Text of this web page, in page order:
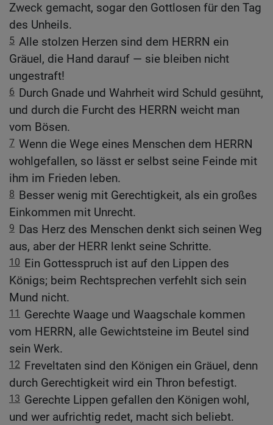
Zweck gemacht, sogar den Gottlosen für den Tag
des Unheils.
5 Alle stolzen Herzen sind dem HERRN ein
Gräuel, die Hand darauf — sie bleiben nicht
ungestraft!
6 Durch Gnade und Wahrheit wird Schuld gesühnt,
und durch die Furcht des HERRN weicht man
vom Bösen.
7 Wenn die Wege eines Menschen dem HERRN
wohlgefallen, so lässt er selbst seine Feinde mit
ihm im Frieden leben.
8 Besser wenig mit Gerechtigkeit, als ein großes
Einkommen mit Unrecht.
9 Das Herz des Menschen denkt sich seinen Weg
aus, aber der HERR lenkt seine Schritte.
10 Ein Gottesspruch ist auf den Lippen des
Königs; beim Rechtsprechen verfehlt sich sein
Mund nicht.
11
Gerechte Waage und Waagschale kommen
vom HERRN, alle Gewichtsteine im Beutel sind
sein Werk.
12 Freveltaten sind den Königen ein Gräuel, denn
durch Gerechtigkeit wird ein Thron befestigt.
13 Gerechte Lippen gefallen den Königen wohl,
und wer aufrichtig redet, macht sich beliebt.